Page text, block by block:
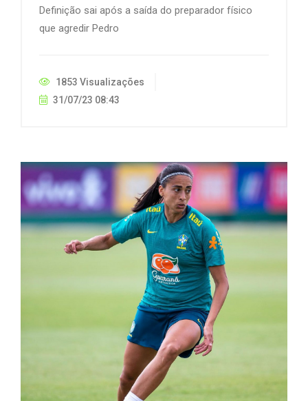
Definição sai após a saída do preparador físico
que agredir Pedro
1853 Visualizações
31/07/23 08:43